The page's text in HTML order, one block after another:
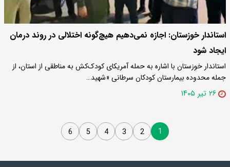
استاندار خوزستان: اجازه نمی‌دهیم هیچ‌گونه اختلالی در روند درمان
ایجاد شود
استاندار خوزستان با اشاره به حمله آمریکای کودک‌کش به مناطقی از استان، از
جمله محدوده بیمارستان کودکان سرطانی «شهید…
۲۶ تیر ۱۴۰۵
1
2
3
4
5
6